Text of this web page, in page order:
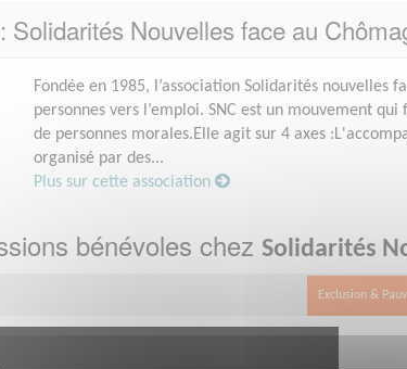
Solidarités Nouvelles face au
Fondée en 1985, l’association Solidarités nouvelles
personnes vers l’emploi. SNC est un mouvement
de personnes morales.Elle agit sur 4 axes
organisé par des...
Plus sur cette association
bénévoles chez Solidarités
Exclusion &